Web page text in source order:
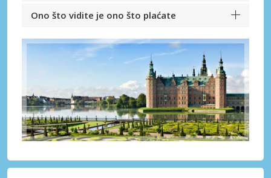
Ono što vidite je ono što plaćate